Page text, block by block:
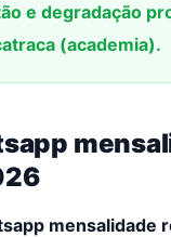
e degradação
(academia).
mensalidade